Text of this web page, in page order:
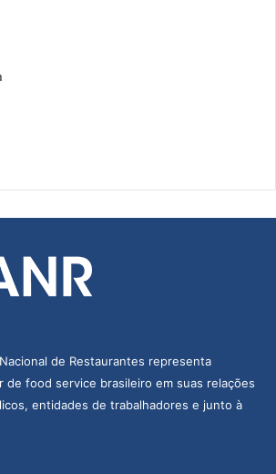
de Restaurantes representa
de food service brasileiro em suas relações
entidades de trabalhadores e junto à